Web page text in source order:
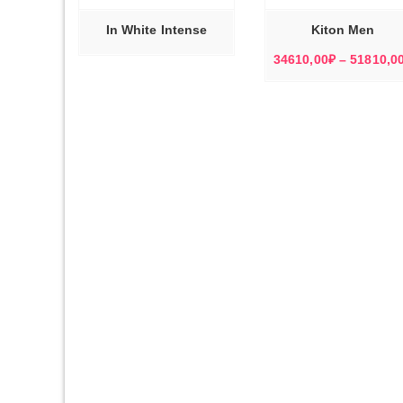
In White Intense МОЖНО
ВЫБРАТЬ
СТРАНИЦЕ
ТОВАРА.
Kiton Men
34610,00₽ –